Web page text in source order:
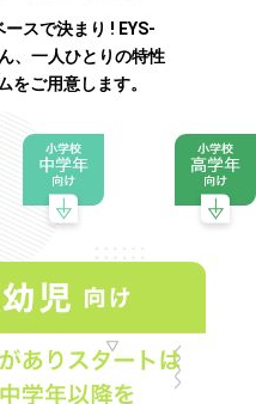
スで決まり ! EYS-
、一人ひとりの特性
をご用意します。